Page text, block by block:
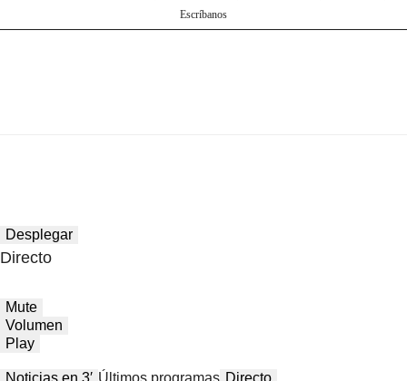
Escríbanos
Desplegar
Directo
Mute
Volumen
Play
Noticias en 3′ Últimos programas Directo